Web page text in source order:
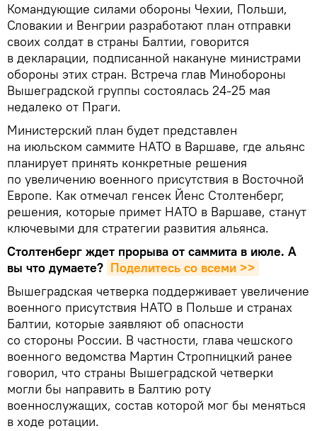
Командующие силами обороны Чехии, Польши,
Словакии и Венгрии разработают план отправки
своих солдат в страны Балтии, говорится
в декларации, подписанной накануне министрами
обороны этих стран. Встреча глав Минобороны
Вышеградской группы состоялась 24-25 мая
недалеко от Праги.
Министерский план будет представлен
на июльском саммите НАТО в Варшаве, где альянс
планирует принять конкретные решения
по увеличению военного присутствия в Восточной
Европе. Как отмечал генсек Йенс Столтенберг,
решения, которые примет НАТО в Варшаве, станут
ключевыми для стратегии развития альянса.
Столтенберг ждет прорыва от саммита в июле. А
вы что думаете? Поделитесь со всеми >>
Вышеградская четверка поддерживает увеличение
военного присутствия НАТО в Польше и странах
Балтии, которые заявляют об опасности
со стороны России. В частности, глава чешского
военного ведомства Мартин Стропницкий ранее
говорил, что страны Вышеградской четверки
могли бы направить в Балтию роту
военнослужащих, состав которой мог бы меняться
в ходе ротации.